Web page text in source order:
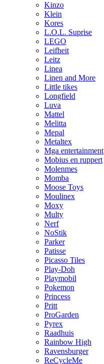
Kinzo
Klein
Kores
L.O.L. Suprise
LEGO
Leifheit
Leitz
Linea
Linen and More
Little tikes
Longfield
Luva
Mattel
Melitta
Mepal
Metaltex
Mga entertainment
Mobius en ruppert
Molenmes
Momba
Moose Toys
Moulinex
Moxy
Multy
Nerf
NoStik
Parker
Patisse
Picasso Tiles
Play-Doh
Playmobil
Pokemon
Princess
Pritt
ProGarden
Pyrex
Raadhuis
Rainbow High
Ravensburger
ReCycleMe